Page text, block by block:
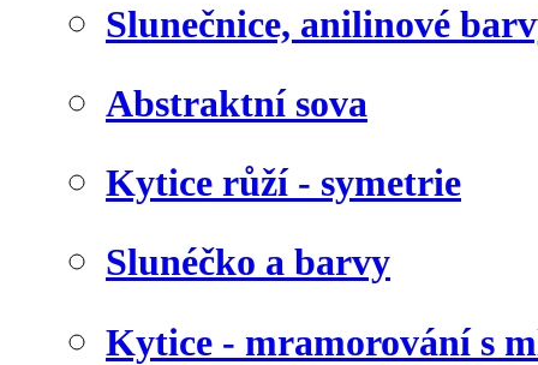
Slunečnice, anilinové
Abstraktní sova
Kytice růží - symetrie
Slunéčko a barvy
Kytice - mramorování s